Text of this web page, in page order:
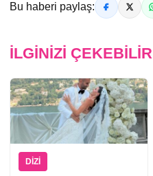
Bu haberi paylaş:
İLGINIZI ÇEKEBILIR
DIZI